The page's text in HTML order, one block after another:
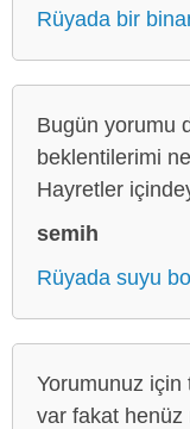
Rüyada bir
Bugün yorumu
beklentilerimi
Hayretler
semih
Rüyada suyu
Yorumunuz için
var fakat henüz